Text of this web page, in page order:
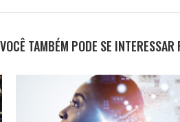
VOCÊ TAMBÉM PODE SE INTERESSAR